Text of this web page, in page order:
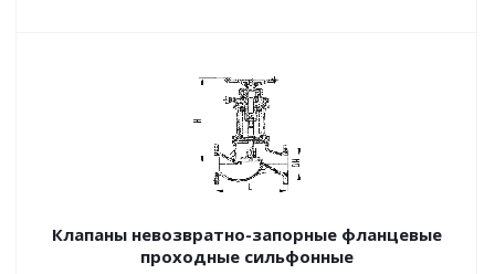
Клапаны невозвратно-запорные фланцевые
проходные сильфонные